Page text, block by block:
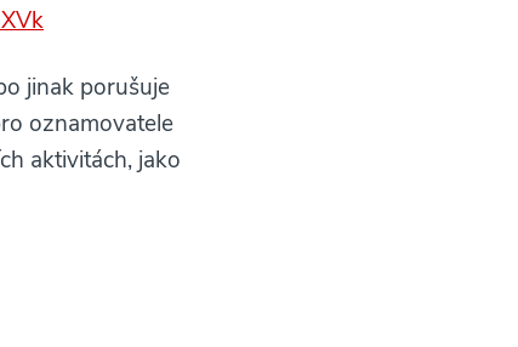
jinak porušuje
oznamovatele
aktivitách, jako